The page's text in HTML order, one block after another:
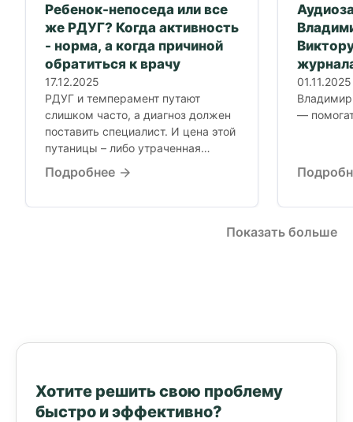
Ребенок-непоседа или все
же РДУГ? Когда активность
- норма, а когда причиной
обратиться к врачу
17.12.2025
РДУГ и темперамент путают
слишком часто, а диагноз должен
поставить специалист. И цена этой
путаницы – либо утраченная
помощь ребенку,...
Подробнее
01.11.2025
—
Показать больше
Хотите решить свою проблему
быстро и эффективно?